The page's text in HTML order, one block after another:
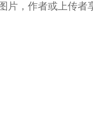
片，作者或上传者